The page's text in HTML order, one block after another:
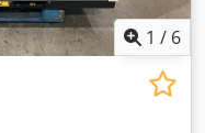
1 / 6